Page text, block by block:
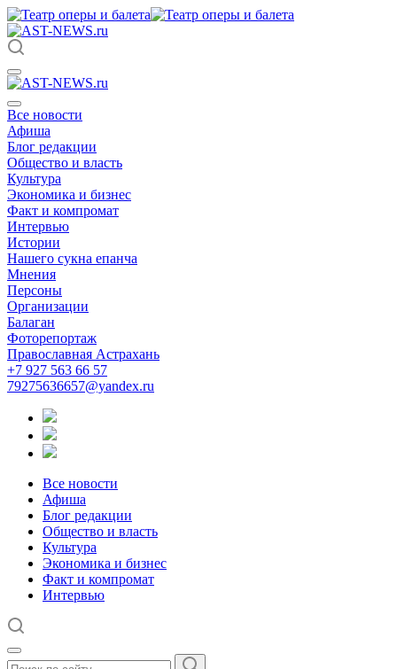
Все новости
Афиша
Блог редакции
Общество и власть
Культура
Экономика и бизнес
Факт и компромат
Интервью
Истории
Нашего сукна епанча
Мнения
Персоны
Организации
Балаган
Фоторепортаж
Православная Астрахань
+7 927 563 66 57
79275636657@yandex.ru
Все новости
Афиша
Блог редакции
Общество и власть
Культура
Экономика и бизнес
Факт и компромат
Интервью